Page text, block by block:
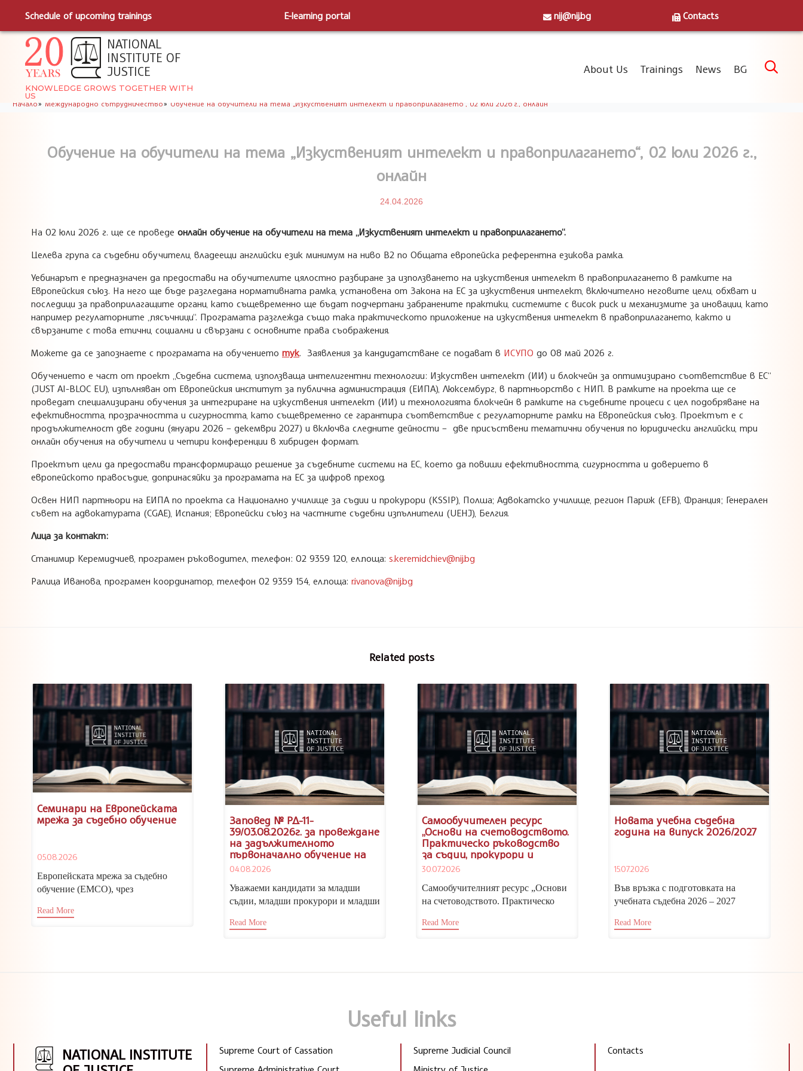
Schedule of upcoming trainings E-learning portal nij@nij.bg Contacts
NATIONAL
INSTITUTE OF
JUSTICE
KNOWLEDGE GROWS TOGETHER WITH
US
Skip
About Us Trainings News BG 
Начало» Международно сътрудничество» Обучение на обучители на тема „Изкуственият интелект и правоприлагането“, 02 юли 2026 г., онлайн
Обучение на обучители на тема „Изкуственият интелект и правоприлагането“, 02 юли 2026 г.,
онлайн
24.04.2026
На 02 юли 2026 г. ще се проведе онлайн обучение на обучители на тема „Изкуственият интелект и правоприлагането“.
Целева група са съдебни обучители, владеещи английски език минимум на ниво B2 по Общата европейска референтна езикова рамка.
Уебинарът е предназначен да предостави на обучителите цялостно разбиране за използването на изкуствения интелект в правоприлагането в рамките на
Европейския съюз. На него ще бъде разгледана нормативната рамка, установена от Закона на ЕС за изкуствения интелект, включително неговите цели, обхват и
последици за правоприлагащите органи, като същевременно ще бъдат подчертани забранените практики, системите с висок риск и механизмите за иновации, като
например регулаторните „пясъчници“. Програмата разглежда също така практическото приложение на изкуствения интелект в правоприлагането, както и
свързаните с това етични, социални и свързани с основните права съображения.
Можете да се запознаете с програмата на обучението тук. Заявления за кандидатстване се подават в ИСУПО до 08 май 2026 г.
Обучението е част от проект „Съдебна система, използваща интелигентни технологии: Изкуствен интелект (ИИ) и блокчейн за оптимизирано съответствие в ЕС“
(JUST AI-BLOC EU), изпълняван от Европейския институт за публична администрация (ЕИПА), Люксембург, в партньорство с НИП. В рамките на проекта ще се
проведат специализирани обучения за интегриране на изкуствения интелект (ИИ) и технологията блокчейн в рамките на съдебните процеси с цел подобряване на
ефективността, прозрачността и сигурността, като същевременно се гарантира съответствие с регулаторните рамки на Европейския съюз. Проектът е с
продължителност две години (януари 2026 – декември 2027) и включва следните дейности – две присъствени тематични обучения по юридически английски, три
онлайн обучения на обучители и четири конференции в хибриден формат.
Проектът цели да предостави трансформиращо решение за съдебните системи на ЕС, което да повиши ефективността, сигурността и доверието в
европейското правосъдие, допринасяйки за програмата на ЕС за цифров преход.
Освен НИП партньори на ЕИПА по проекта са Национално училище за съдии и прокурори (KSSIP), Полша; Адвокатско училище, регион Париж (EFB), Франция; Генерален
съвет на адвокатурата (CGAE), Испания; Европейски съюз на частните съдебни изпълнители (UEHJ), Белгия.
Лица за контакт:
Станимир Керемидчиев, програмен ръководител, телефон: 02 9359 120, ел.поща: s.keremidchiev@nij.bg
Ралица Иванова, програмен координатор, телефон 02 9359 154, ел.поща: r.ivanova@nij.bg
Related posts
Семинари на Европейската
мрежа за съдебно обучение
05.08.2026
Европейската мрежа за съдебно
обучение (ЕМСО), чрез
правосъдието, отправя покана за
Read More
Заповед № РД-11-
39/03.08.2026г. за провеждане
на задължителното
първоначално обучение на
кандидатите за младши
съдии, младши прокурори и
младши следователи, випуск
2026/2027 г.
04.08.2026
Уважаеми кандидати за младши
съдии, младши прокурори и младши
откриване на учебната година...
Read More
Самообучителен ресурс
„Основи на счетоводството.
Практическо ръководство
за съдии, прокурори и
следователи“, достъпен в
Портала за електронно
обучение на НИП.
30.07.2026
Самообучителният ресурс „Основи
на счетоводството. Практическо
гл. ас. д-р Николай...
Read More
Новата учебна съдебна
година на випуск 2026/2027
15.07.2026
Във връзка с подготовката на
учебната съдебна 2026 – 2027
директор на...
Read More
Useful links
NATIONAL INSTITUTE
Supreme Court of Cassation
Supreme Judicial Council
Contacts